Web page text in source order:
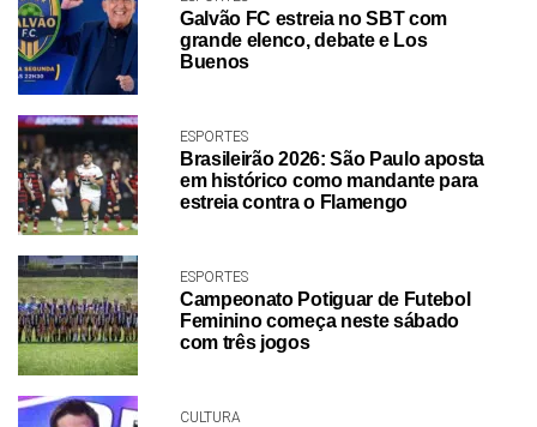
Galvão FC estreia no SBT com
grande elenco, debate e Los
Buenos
ESPORTES
Brasileirão 2026: São Paulo aposta
em histórico como mandante para
estreia contra o Flamengo
ESPORTES
Campeonato Potiguar de Futebol
Feminino começa neste sábado
com três jogos
CULTURA